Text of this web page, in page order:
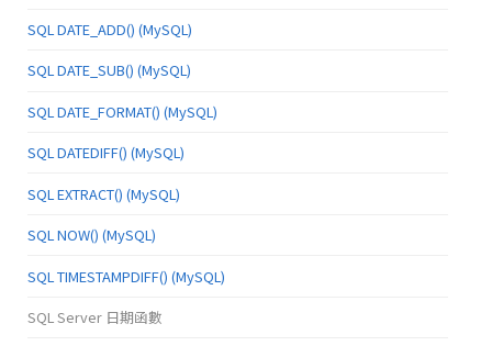
SQL DATE_ADD() (MySQL)
SQL DATE_SUB() (MySQL)
SQL DATE_FORMAT() (MySQL)
SQL DATEDIFF() (MySQL)
SQL EXTRACT() (MySQL)
SQL NOW() (MySQL)
SQL TIMESTAMPDIFF() (MySQL)
SQL Server 日期函數